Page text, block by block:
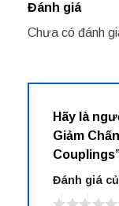
Đánh giá
Chưa có đánh
Hãy là
Giảm
Đánh giá